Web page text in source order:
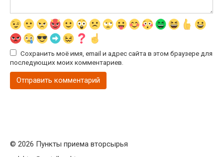
Сохранить моё имя, email и адрес сайта в этом браузере для
последующих моих комментариев.
© 2026 Пункты приема вторсырья